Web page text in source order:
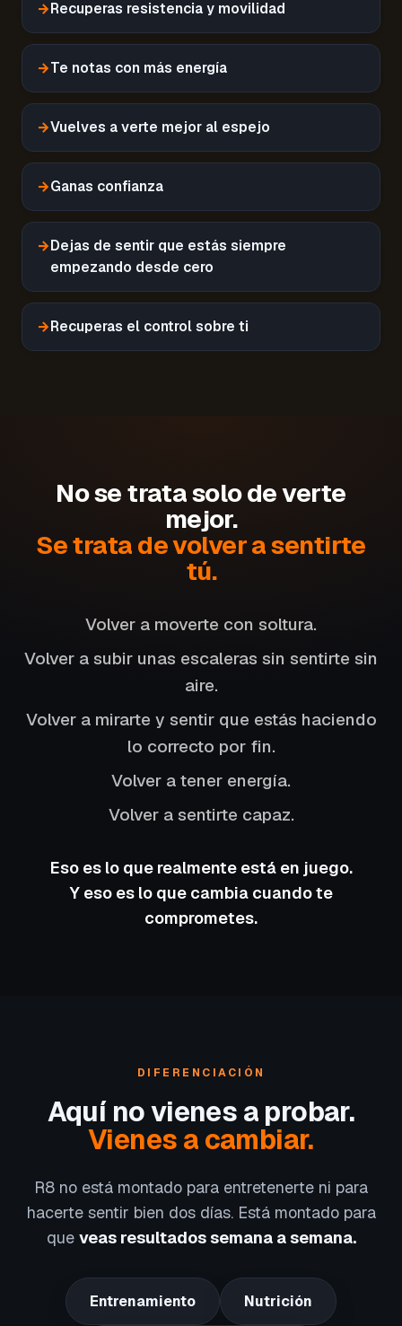
→Recuperas resistencia y movilidad
→Te notas con más energía
→Vuelves a verte mejor al espejo
→Ganas confianza
→Dejas de sentir que estás siempre
empezando desde cero
→Recuperas el control sobre ti
No se trata solo de verte
mejor.
Se trata de volver a sentirte
tú.
Volver a moverte con soltura.
Volver a subir unas escaleras sin sentirte sin
aire.
Volver a mirarte y sentir que estás haciendo
lo correcto por fin.
Volver a tener energía.
Volver a sentirte capaz.
Eso es lo que realmente está en juego.
Y eso es lo que cambia cuando te
comprometes.
DIFERENCIACIÓN
Aquí no vienes a probar.
Vienes a cambiar.
R8 no está montado para entretenerte ni para
hacerte sentir bien dos días. Está montado para
que veas resultados semana a semana.
Entrenamiento Nutrición